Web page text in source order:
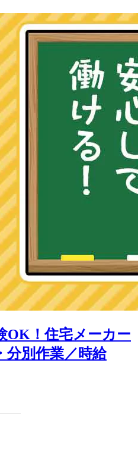
！住宅メーカー
分別作業／時給